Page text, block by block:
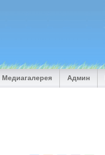
Медиагалерея Админ